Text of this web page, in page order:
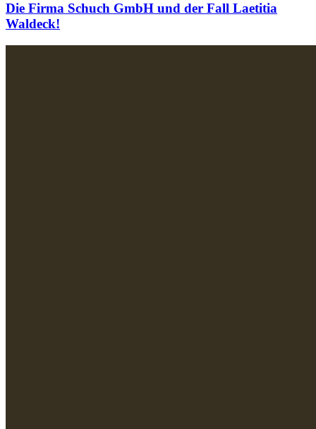
Die Firma Schuch GmbH und der Fall Laetitia
Waldeck!